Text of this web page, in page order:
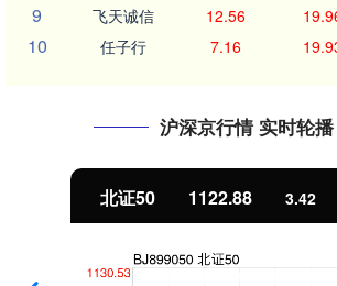
9 飞天诚信 12.56
10 任子行 7.16
沪深京行情 实时轮播
北证50 1122.88 3.42